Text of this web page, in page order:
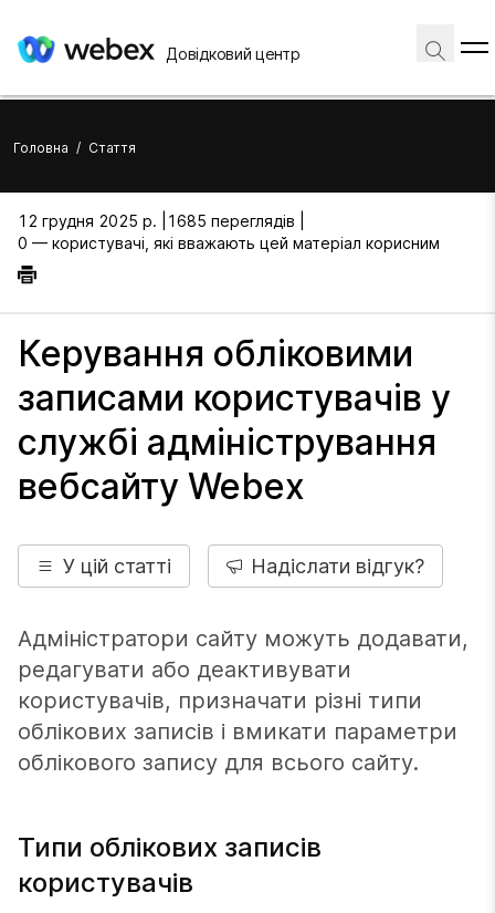
Довідковий центр
Головна / Стаття
12 грудня 2025 р. |
1685 переглядів |
0 — користувачі, які вважають цей матеріал корисним
Керування обліковими
записами користувачів у
службі адміністрування
вебсайту Webex
У цій статті Надіслати відгук?
Адміністратори сайту можуть додавати,
редагувати або деактивувати
користувачів, призначати різні типи
облікових записів і вмикати параметри
облікового запису для всього сайту.
Типи облікових записів
користувачів